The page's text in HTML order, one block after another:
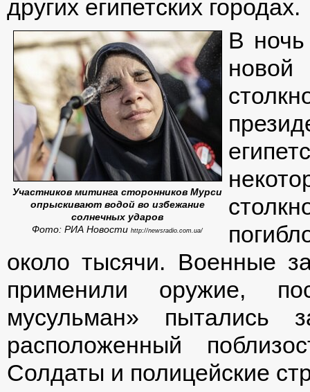
других египетских городах.
Участников митинга сторонников Мурси
опрыскивают водой во избежание
солнечных ударов
Фото: РИА Новостиhttp://newsradio.com.ua/
В
около тысячи. Военные
применили оружие,
мусульман» пытались
расположенный
Солдаты и полицейские